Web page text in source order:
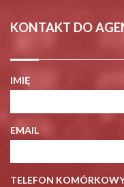
KONTAKT DO
IMIĘ
EMAIL
TELEFON